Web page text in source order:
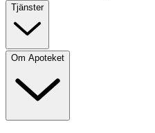
Tjänster
Om Apoteket